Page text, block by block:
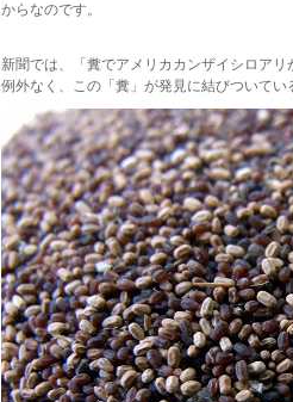
からなのです。
新聞では、「糞でアメリカカンザイシロア
例外なく、この「糞」が発見に結びついてい